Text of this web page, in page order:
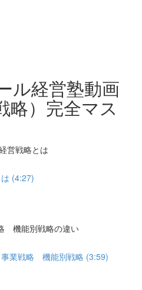
ル経営塾動画
略）完全マス
営戦略とは
(4:27)
機能別戦略の違い
業戦略 機能別戦略 (3:59)